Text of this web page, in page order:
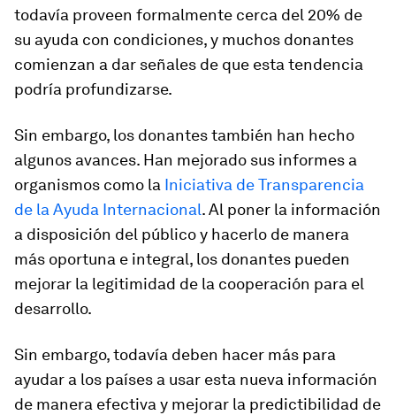
todavía proveen formalmente cerca del 20% de
su ayuda con condiciones, y muchos donantes
comienzan a dar señales de que esta tendencia
podría profundizarse.
Sin embargo, los donantes también han hecho
algunos avances. Han mejorado sus informes a
organismos como la Iniciativa de Transparencia
de la Ayuda Internacional. Al poner la información
a disposición del público y hacerlo de manera
más oportuna e integral, los donantes pueden
mejorar la legitimidad de la cooperación para el
desarrollo.
Sin embargo, todavía deben hacer más para
ayudar a los países a usar esta nueva información
de manera efectiva y mejorar la predictibilidad de